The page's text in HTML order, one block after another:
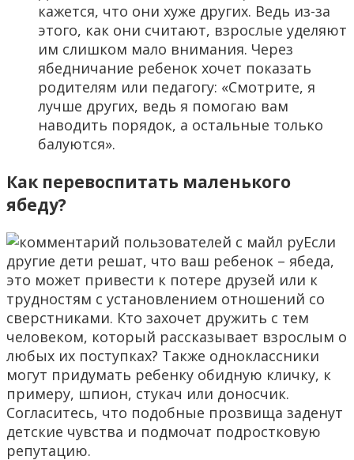
кажется, что они хуже других. Ведь из-за
этого, как они считают, взрослые уделяют
им слишком мало внимания. Через
ябедничание ребенок хочет показать
родителям или педагогу: «Смотрите, я
лучше других, ведь я помогаю вам
наводить порядок, а остальные только
балуются».
Как перевоспитать маленького
ябеду?
Если
другие дети решат, что ваш ребенок – ябеда,
это может привести к потере друзей или к
трудностям с установлением отношений со
сверстниками. Кто захочет дружить с тем
человеком, который рассказывает взрослым о
любых их поступках? Также одноклассники
могут придумать ребенку обидную кличку, к
примеру, шпион, стукач или доносчик.
Согласитесь, что подобные прозвища заденут
детские чувства и подмочат подростковую
репутацию.